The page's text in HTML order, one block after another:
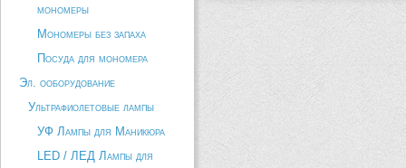
мономеры
Мономеры без запаха
Посуда для мономера
Эл. ооборудование
Ультрафиолетовые лампы
УФ Лампы для Маникюра
LED / ЛЕД Лампы для